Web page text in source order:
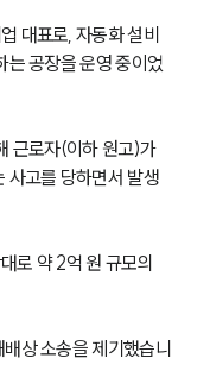
대표로, 자동화 설비
는 공장을 운영 중이었
근로자(이하 원고)가
사고를 당하면서 발생
로 약 2억 원 규모의
상 소송을 제기했습니